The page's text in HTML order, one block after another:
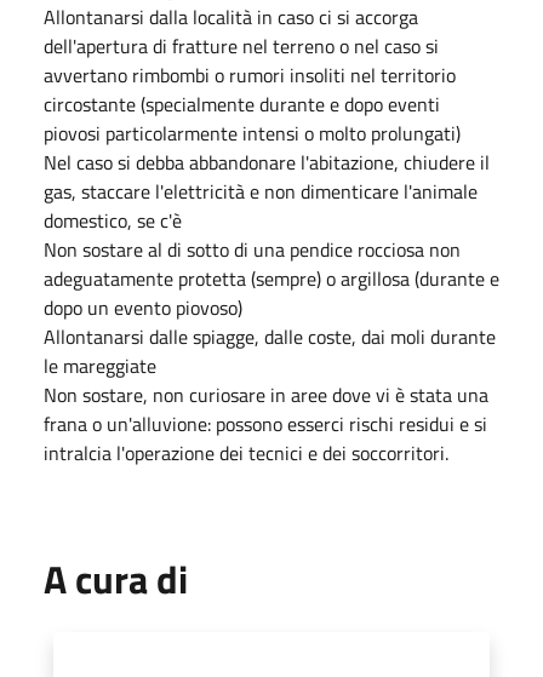
Allontanarsi dalla località in caso ci si accorga
dell'apertura di fratture nel terreno o nel caso si
avvertano rimbombi o rumori insoliti nel territorio
circostante (specialmente durante e dopo eventi
piovosi particolarmente intensi o molto prolungati)
Nel caso si debba abbandonare l'abitazione, chiudere il
gas, staccare l'elettricità e non dimenticare l'animale
domestico, se c'è
Non sostare al di sotto di una pendice rocciosa non
adeguatamente protetta (sempre) o argillosa (durante e
dopo un evento piovoso)
Allontanarsi dalle spiagge, dalle coste, dai moli durante
le mareggiate
Non sostare, non curiosare in aree dove vi è stata una
frana o un'alluvione: possono esserci rischi residui e si
intralcia l'operazione dei tecnici e dei soccorritori.
A cura di